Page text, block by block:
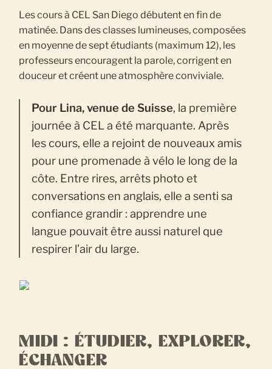
Les cours à CEL San Diego débutent en fin de
matinée. Dans des classes lumineuses, composées
en moyenne de sept étudiants (maximum 12), les
professeurs encouragent la parole, corrigent en
douceur et créent une atmosphère conviviale.
Pour Lina, venue de Suisse, la première
journée à CEL a été marquante. Après
les cours, elle a rejoint de nouveaux amis
pour une promenade à vélo le long de la
côte. Entre rires, arrêts photo et
conversations en anglais, elle a senti sa
confiance grandir : apprendre une
langue pouvait être aussi naturel que
respirer l’air du large.
MIDI : ÉTUDIER, EXPLORER,
ÉCHANGER